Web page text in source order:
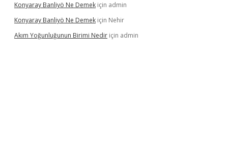
Konyaray Banliyö Ne Demek için admin
Konyaray Banliyö Ne Demek için Nehir
Akım Yoğunluğunun Birimi Nedir için admin